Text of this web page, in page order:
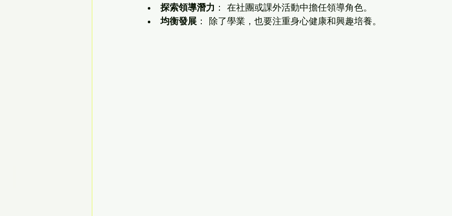
探索領導潛力 ： 在社團或課外活動中擔任領導角色。
均衡發展 ： 除了學業，也要注重身心健康和興趣培養。